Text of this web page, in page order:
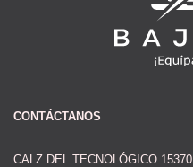
CONTÁCTANOS
CALZ DEL TECNOLÓGICO 15370